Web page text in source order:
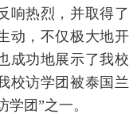
响热烈，并取得了
动，不仅极大地开
成功地展示了我校
校访学团被泰国兰
团”之一。